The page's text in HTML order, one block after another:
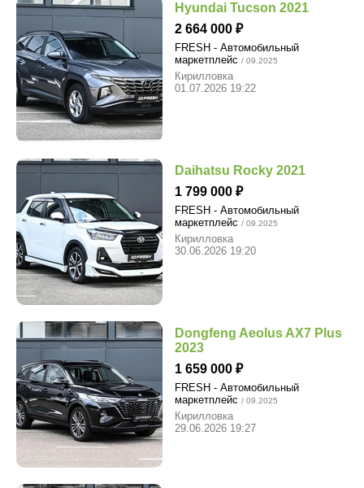
Hyundai Tucson 2021
2 664 000
FRESH - Автомобильный
маркетплейс / 09.2025
Кирилловка
01.07.2026 19:22
Daihatsu Rocky 2021
1 799 000
FRESH - Автомобильный
маркетплейс / 09.2025
Кирилловка
30.06.2026 19:20
Dongfeng Aeolus AX7 Plus
2023
1 659 000
FRESH - Автомобильный
маркетплейс / 09.2025
Кирилловка
29.06.2026 19:27